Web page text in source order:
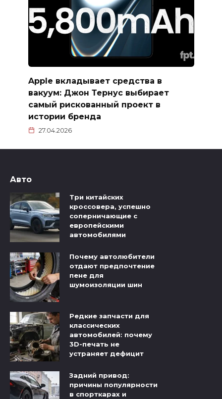
Apple вкладывает средства в
вакуум: Джон Тернус выбирает
самый рискованный проект в
истории бренда
27.04.2026
Авто
Три китайских
кроссовера, успешно
соперничающие с
европейскими
автомобилями
Почему автолюбители
отдают предпочтение
пене для
шумоизоляции шин
Редкие запчасти для
классических
автомобилей: почему
3D-печать не
устраняет дефицит
Задний привод:
причины популярности
в спорткарах и